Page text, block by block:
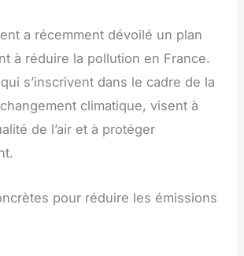
a récemment dévoilé un plan
à réduire la pollution en France.
s’inscrivent dans le cadre de la
climatique, visent à
de l’air et à protéger
pour réduire les émissions